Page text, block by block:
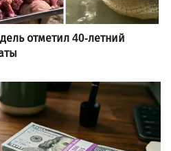
отметил 40-летний